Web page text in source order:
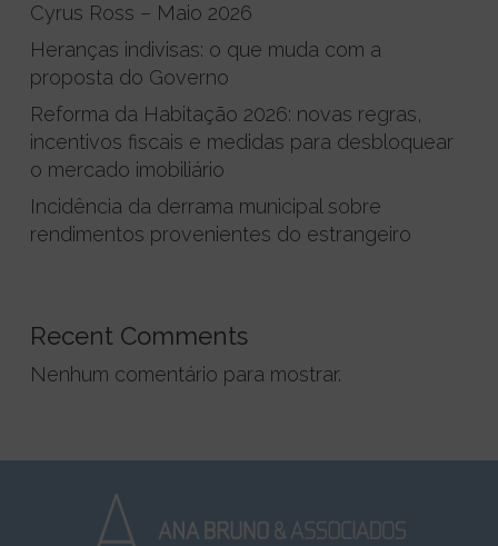
Cyrus Ross – Maio 2026
Heranças indivisas: o que muda com a
proposta do Governo
Reforma da Habitação 2026: novas regras,
incentivos fiscais e medidas para desbloquear
o mercado imobiliário
Incidência da derrama municipal sobre
rendimentos provenientes do estrangeiro
Recent Comments
Nenhum comentário para mostrar.